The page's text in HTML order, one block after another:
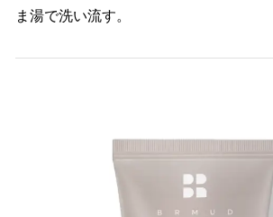
ま湯で洗い流す。